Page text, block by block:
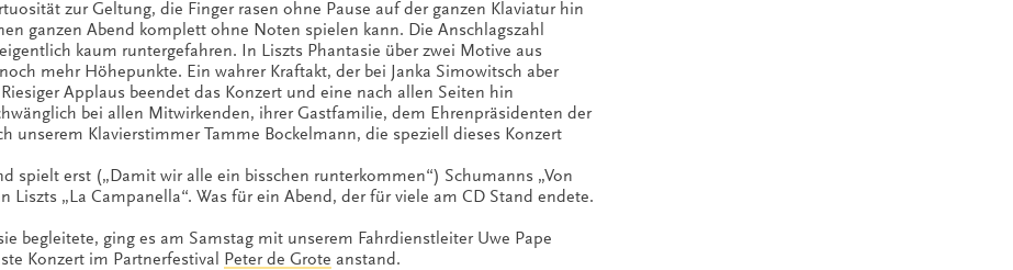
zur Geltung, die Finger rasen ohne Pause auf der ganzen Klaviatur hin
ganzen Abend komplett ohne Noten spielen kann. Die Anschlagszahl
kaum runtergefahren. In Liszts Phantasie über zwei Motive aus
mehr Höhepunkte. Ein wahrer Kraftakt, der bei Janka Simowitsch aber
Applaus beendet das Konzert und eine nach allen Seiten hin
bei allen Mitwirkenden, ihrer Gastfamilie, dem Ehrenpräsidenten der
unserem Klavierstimmer Tamme Bockelmann, die speziell dieses Konzert
spielt erst („Damit wir alle ein bisschen runterkommen“) Schumanns „Von
„La Campanella“. Was für ein Abend, der für viele am CD Stand endete.
begleitete, ging es am Samstag mit unserem Fahrdienstleiter Uwe Pape
Konzert im Partnerfestival Peter de Grote anstand.